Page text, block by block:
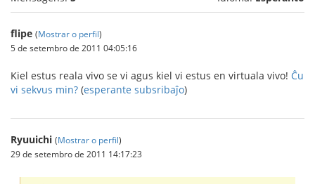
flipe (Mostrar o perfil)
5 de setembro de 2011 04:05:16
Kiel estus reala vivo se vi agus kiel vi estus en virtuala vivo! Ĉu
vi sekvus min? (esperante subsribaĵo)
Ryuuichi (Mostrar o perfil)
29 de setembro de 2011 14:17:23